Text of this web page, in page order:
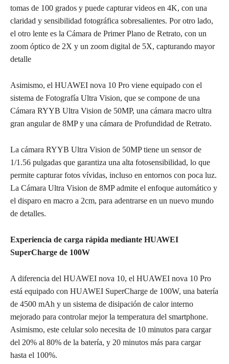
tomas de 100 grados y puede capturar videos en 4K, con una
claridad y sensibilidad fotográfica sobresalientes. Por otro lado,
el otro lente es la Cámara de Primer Plano de Retrato, con un
zoom óptico de 2X y un zoom digital de 5X, capturando mayor
detalle
Asimismo, el HUAWEI nova 10 Pro viene equipado con el
sistema de Fotografía Ultra Vision, que se compone de una
Cámara RYYB Ultra Vision de 50MP, una cámara macro ultra
gran angular de 8MP y una cámara de Profundidad de Retrato.
La cámara RYYB Ultra Vision de 50MP tiene un sensor de
1/1.56 pulgadas que garantiza una alta fotosensibilidad, lo que
permite capturar fotos vívidas, incluso en entornos con poca luz.
La Cámara Ultra Vision de 8MP admite el enfoque automático y
el disparo en macro a 2cm, para adentrarse en un nuevo mundo
de detalles.
Experiencia de carga rápida mediante HUAWEI
SuperCharge de 100W
A diferencia del HUAWEI nova 10, el HUAWEI nova 10 Pro
está equipado con HUAWEI SuperCharge de 100W, una batería
de 4500 mAh y un sistema de disipación de calor interno
mejorado para controlar mejor la temperatura del smartphone.
Asimismo, este celular solo necesita de 10 minutos para cargar
del 20% al 80% de la batería, y 20 minutos más para cargar
hasta el 100%.